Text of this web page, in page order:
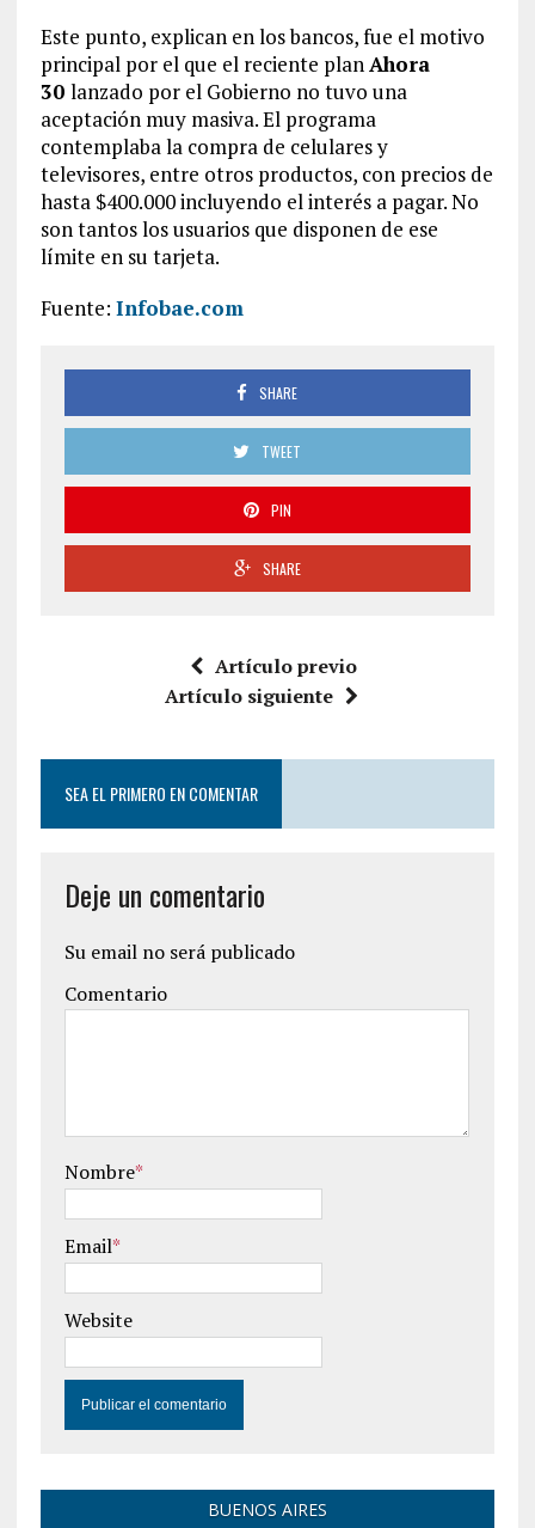
Este punto, explican en los bancos, fue el motivo
principal por el que el reciente planAhora
30 lanzado por el Gobierno no tuvo una
aceptación muy masiva. El programa
contemplaba la compra de celulares y
televisores, entre otros productos, con precios de
hasta $400.000 incluyendo el interés a pagar. No
son tantos los usuarios que disponen de ese
límite en su tarjeta.
Fuente: Infobae.com
SHARE
TWEET
PIN
SHARE
Artículo previo
Artículo siguiente
SEA EL PRIMERO EN COMENTAR
Deje un comentario
Su email no será publicado
Comentario
Nombre*
Email*
Website
BUENOS AIRES